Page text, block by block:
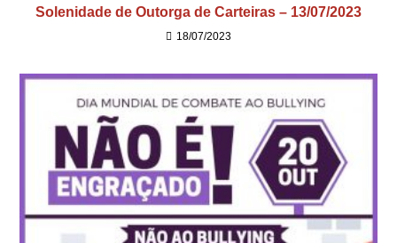
Solenidade de Outorga de Carteiras – 13/07/2023
18/07/2023